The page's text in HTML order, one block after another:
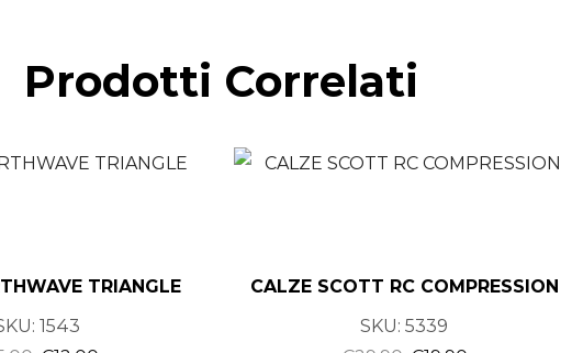
Prodotti Correlati
TRIANGLE
1543
CALZE SCOTT RC COMPRESSION
SKU:5339